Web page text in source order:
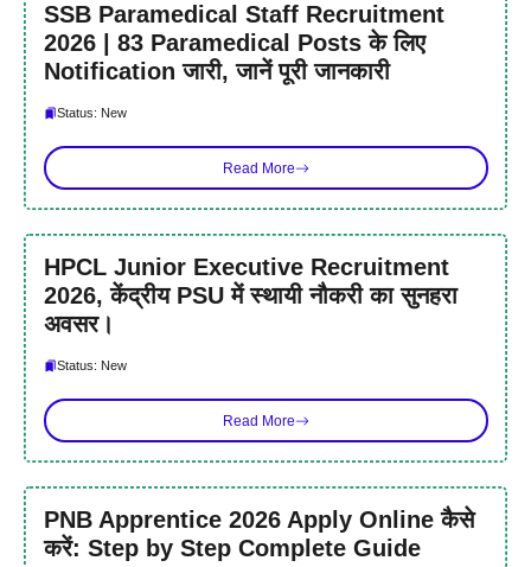
SSB Paramedical Staff Recruitment
2026 | 83 Paramedical Posts के लिए
Notification जारी, जानें पूरी जानकारी
Status: New
Read More
HPCL Junior Executive Recruitment
2026, केंद्रीय PSU में स्थायी नौकरी का सुनहरा
अवसर।
Status: New
Read More
PNB Apprentice 2026 Apply Online कैसे
करें: Step by Step Complete Guide